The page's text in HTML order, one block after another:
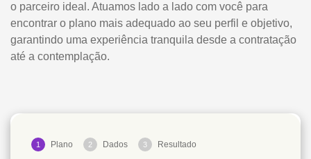
o parceiro ideal. Atuamos lado a lado com você para
encontrar o plano mais adequado ao seu perfil e objetivo,
garantindo uma experiência tranquila desde a contratação
até a contemplação.
1 Plano 2 Dados 3 Resultado